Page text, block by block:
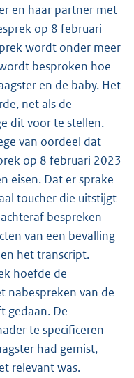
en haar partner met
op 8 februari
wordt onder meer
besproken hoe
en de baby. Het
net als de
dit voor te stellen.
van oordeel dat
op 8 februari 2023
eisen. Dat er sprake
toucher die uitstijgt
bespreken
van een bevalling
het transcript.
hoefde de
nabespreken van de
gedaan. De
te specificeren
had gemist,
relevant was.